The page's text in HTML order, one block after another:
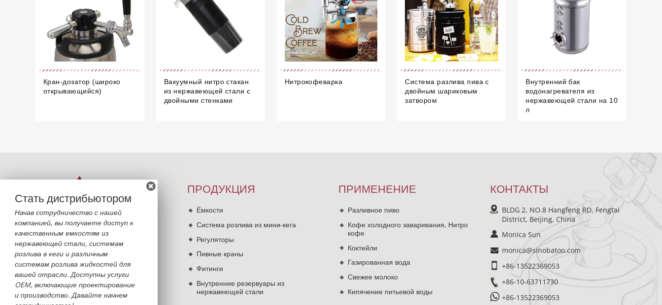
Кран-дозатор (широко
открывающийся)
Вакуумный нитро стакан
из нержавеющей стали с
двойными стенками
Нитрокофеварка
Система разлива пива с
двойным шариковым
затвором
Внутренний бак
водонагревателя из
нержавеющей стали на 10
л
Стать дистрибьютором
Начав сотрудничество с нашей
компанией, вы получаете доступ к
качественным емкостям из
нержавеющей стали, системам
розлива в кеги и различным
системам розлива жидкостей для
вашей отрасли. Доступны услуги
OEM, включающие проектирование
и производство. Давайте начнем
ПРОДУКЦИЯ
Ёмкости
Система розлива из мини-кега
Регуляторы
Пивные краны
Фитинги
Внутренние резервуары из
нержавеющей стали
ПРИМЕНЕНИЕ
Разливное пиво
Кофе холодного заваривания, Нитро
кофе
Коктейли
Газированная вода
Свежее молоко
Кипячение питьевой воды
КОНТАКТЫ
BLDG 2, NO.8 Hangfeng RD, Fengtai
District, Beijing, China
Monica Sun
monica@sinobatoo.com
+86-13522369053
+86-10-63711730
+86-13522369053